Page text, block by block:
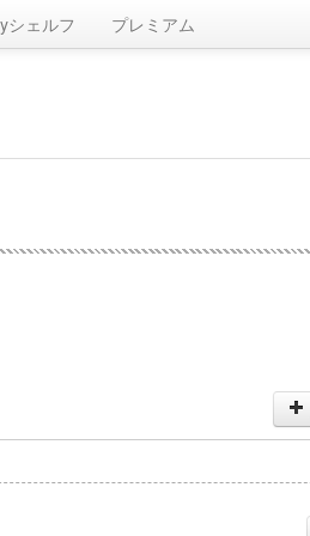
シェルフ プレミアム